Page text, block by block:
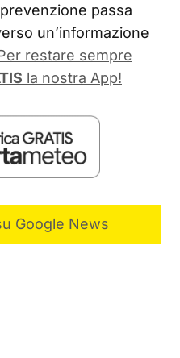
passa
un’informazione
restare sempre
la nostra App!
Google News